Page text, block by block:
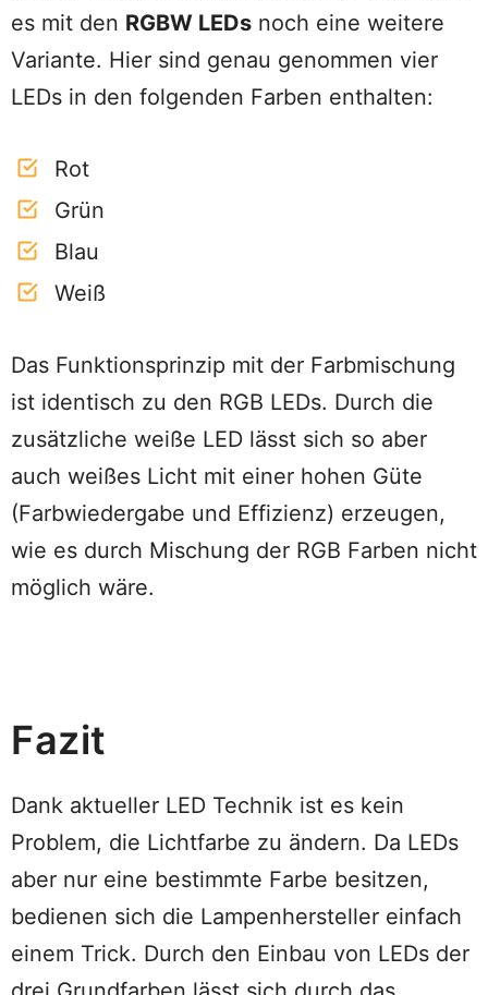
es mit den RGBW LEDs noch eine weitere
Variante. Hier sind genau genommen vier
LEDs in den folgenden Farben enthalten:
Rot
Grün
Blau
Weiß
Das Funktionsprinzip mit der Farbmischung
ist identisch zu den RGB LEDs. Durch die
zusätzliche weiße LED lässt sich so aber
auch weißes Licht mit einer hohen Güte
(Farbwiedergabe und Effizienz) erzeugen,
wie es durch Mischung der RGB Farben nicht
möglich wäre.
Fazit
Dank aktueller LED Technik ist es kein
Problem, die Lichtfarbe zu ändern. Da LEDs
aber nur eine bestimmte Farbe besitzen,
bedienen sich die Lampenhersteller einfach
einem Trick. Durch den Einbau von LEDs der